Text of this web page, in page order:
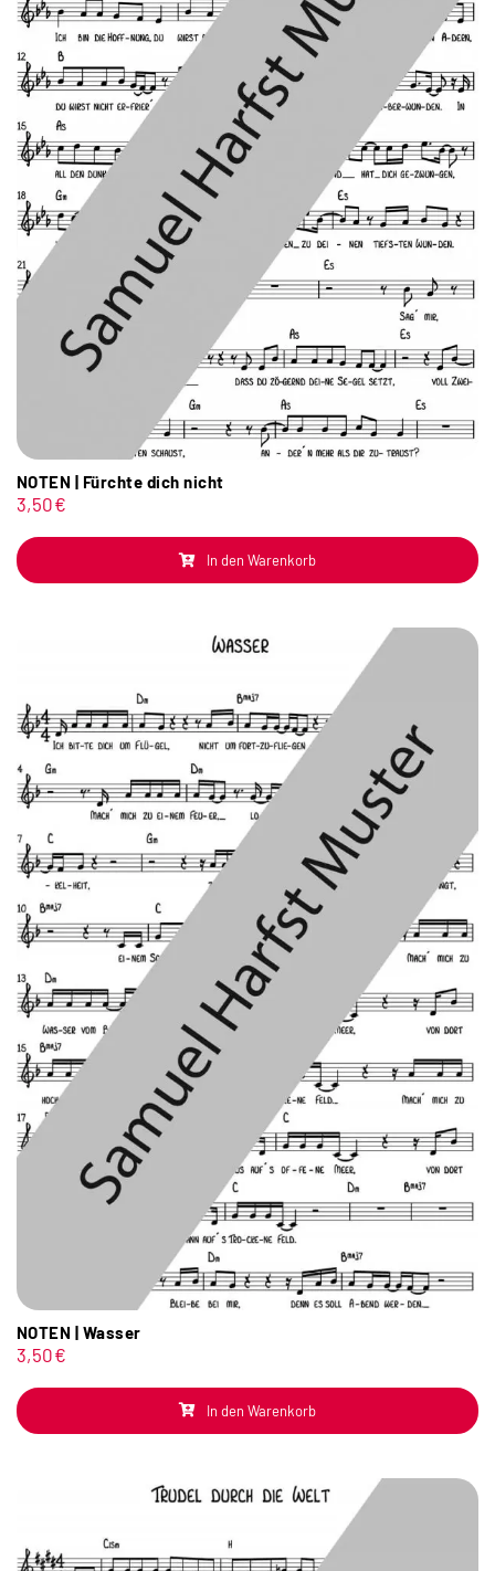
NOTEN | Fürchte dich nicht
3,50€
In den Warenkorb
NOTEN | Wasser
3,50€
In den Warenkorb